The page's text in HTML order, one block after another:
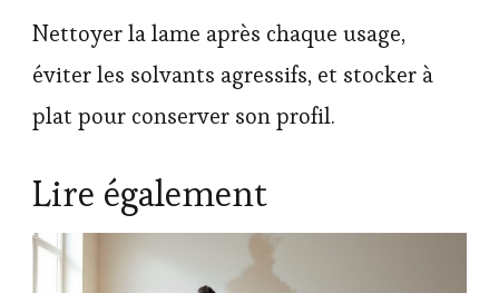
Nettoyer la lame après chaque usage,
éviter les solvants agressifs, et stocker à
plat pour conserver son profil.
Lire également